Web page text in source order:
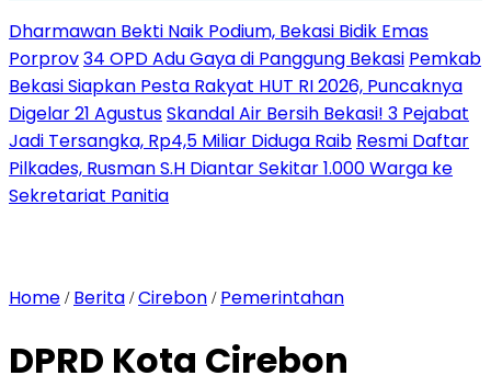
Dharmawan Bekti Naik Podium, Bekasi Bidik Emas
Porprov34 OPD Adu Gaya di Panggung Bekasi Pemkab
Bekasi Siapkan Pesta Rakyat HUT RI 2026, Puncaknya
Digelar 21 AgustusSkandal Air Bersih Bekasi! 3 Pejabat
Jadi Tersangka, Rp4,5 Miliar Diduga Raib Resmi Daftar
Pilkades, Rusman S.H Diantar Sekitar 1.000 Warga ke
Sekretariat Panitia
Home / Berita /Cirebon / Pemerintahan
DPRD Kota Cirebon